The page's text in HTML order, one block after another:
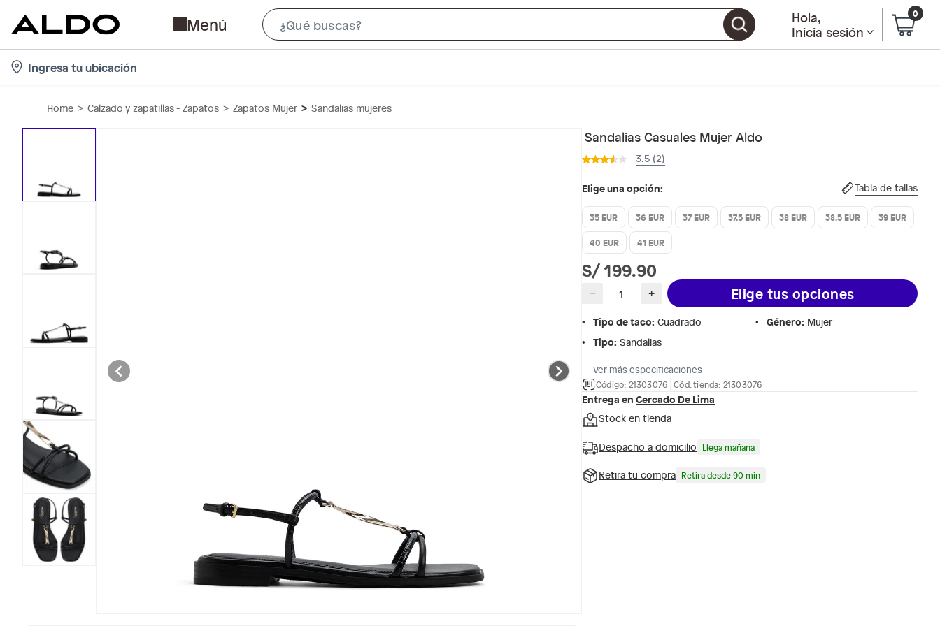
Menú
e
Hola,
Inicia sesión
0
Ingresa tu ubicación
Home Calzado y zapatillas - Zapatos Zapatos Mujer Sandalias mujeres
Sandalias Casuales Mujer Aldo
3.5 (2)
Elige una opción: Tabla de tallas
35 EUR 36 EUR 37 EUR 37.5 EUR 38 EUR 38.5 EUR
39 EUR
40 EUR
41 EUR
S/ 199.90
− + Elige tus opciones
Tipo de taco: Cuadrado Género: Mujer
Tipo: Sandalias
Ver más especificaciones
Código: 21303076 Cód. tienda: 21303076
Entrega en Cercado De Lima
Stock en tienda
Despacho a domicilio Llega mañana
Retira tu compra Retira desde 90 min